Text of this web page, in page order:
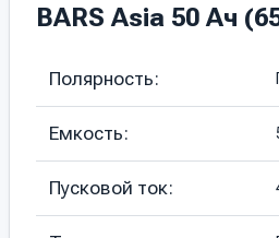
BARS Asia 50 Ач
Полярность:
Емкость:
Пусковой ток: